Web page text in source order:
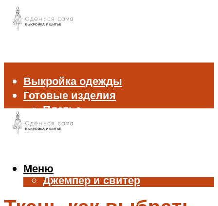
Выкройка одежды
Готовые изделия
Платье
Брюки
Жилет
Джемпер и свитер
Меню